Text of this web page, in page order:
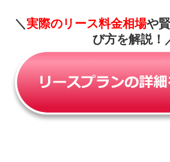
＼実際のリース料金相場や
び方を解説！